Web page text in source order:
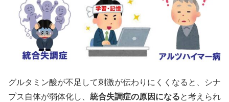
グルタミン酸が不足して刺激が伝わりにくくなると、シナ
プス自体が弱体化し、 統合失調症の原因になると考えられ